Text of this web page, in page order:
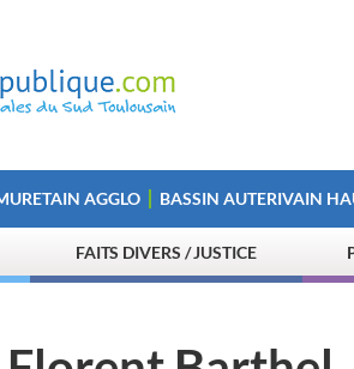
AGGLO BASSIN AUTERIVAIN
FAITS DIVERS / JUSTICE